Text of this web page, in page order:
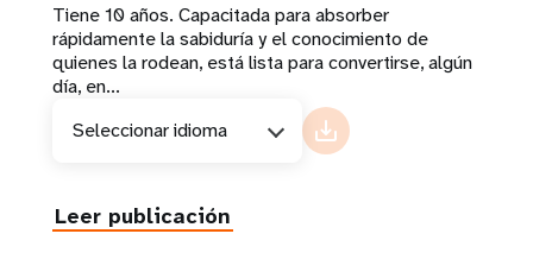
Tiene 10 años. Capacitada para absorber
rápidamente la sabiduría y el conocimiento de
quienes la rodean, está lista para convertirse, algún
día, en...
Seleccionar idioma
Leer publicación